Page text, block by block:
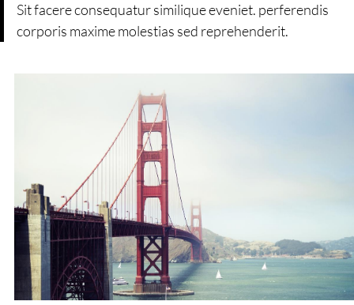
Sit facere consequatur similique eveniet. perferendis
corporis maxime molestias sed reprehenderit.